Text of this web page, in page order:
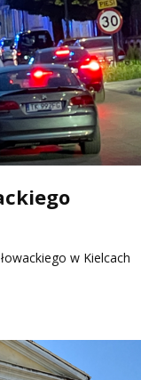
w Kielcach